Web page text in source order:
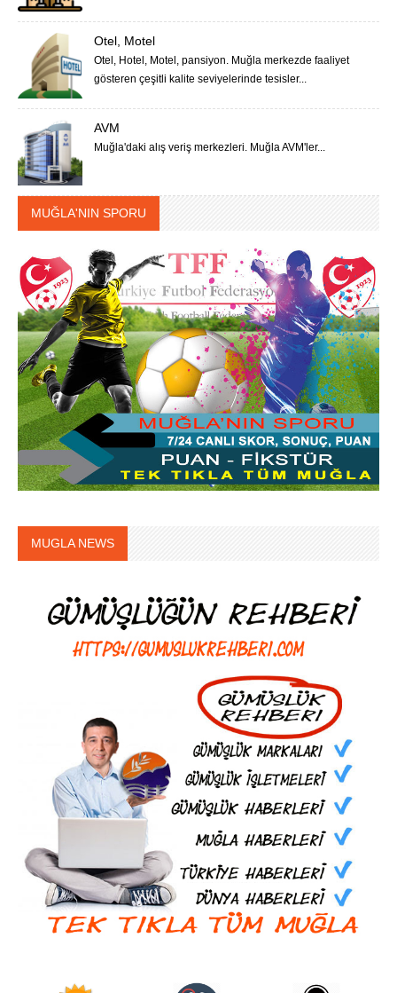
Otel, Motel
Otel, Hotel, Motel, pansiyon. Muğla merkezde faaliyet
gösteren çeşitli kalite seviyelerinde tesisler...
AVM
Muğla'daki alış veriş merkezleri. Muğla AVM'ler...
MUĞLA'NIN SPORU
MUGLA NEWS